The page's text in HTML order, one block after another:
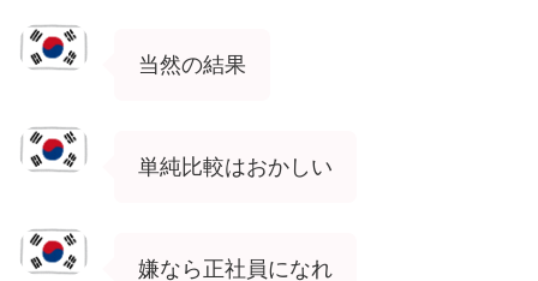
当然の結果
単純比較はおかしい
嫌なら正社員になれ